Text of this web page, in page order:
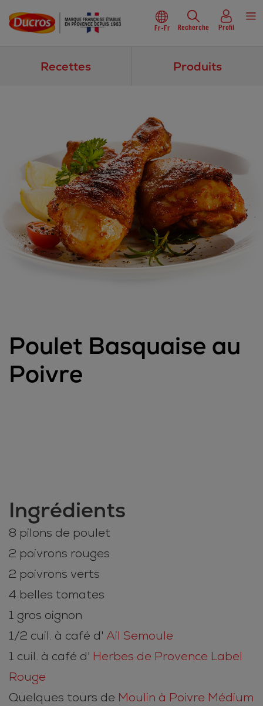
Fr-Fr Recherche Profil
Recettes Produits
Poulet Basquaise au
Poivre
Ingrédients
8 pilons de poulet
2 poivrons rouges
2 poivrons verts
4 belles tomates
1 gros oignon
1/2 cuil. à café d' Ail Semoule
1 cuil. à café d' Herbes de Provence Label
Rouge
Quelques tours de Moulin à Poivre Médium